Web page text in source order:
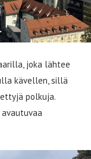
joka lähtee
kävellen, sillä
polkuja.